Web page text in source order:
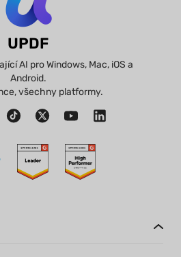
UPDF
AI pro Windows, Mac, iOS a
Android.
všechny platformy.